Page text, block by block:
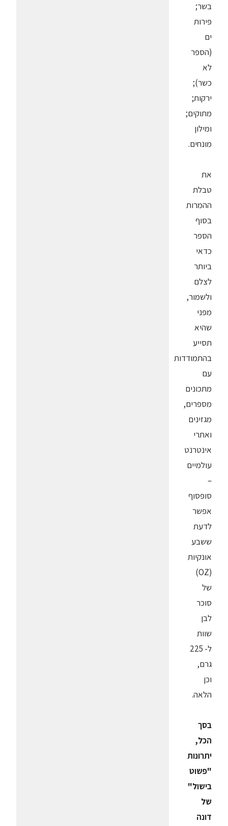
בשר;
פירות
ים
(הספר
לא
כשר);
ירקות;
מתוקים;
ומילון
מונחים.
את
טבלת
ההמרות
בסוף
הספר
כדאי
ביותר
לצלם
ולשמור,
מפני
שהיא
תסייע
בהתמודדות
עם
מתכונים
מספרים,
מגזינים
ואתרי
אינטרנט
עולמיים
–
סופסוף
אפשר
לדעת
ששבע
אונקיות
(OZ)
של
סוכר
לבן
שוות
ל- 225
גרם,
וכן
הלאה.
בסך
הכל,
יתרונות
"פשוט
בישול"
של
דונה